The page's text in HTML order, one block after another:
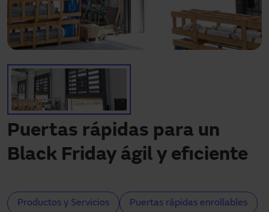
manusa@manusa.com
Descargas
Contacto
Puertas rápidas para un
Black Friday ágil y eficiente
Productos y Servicios Puertas rápidas enrollables